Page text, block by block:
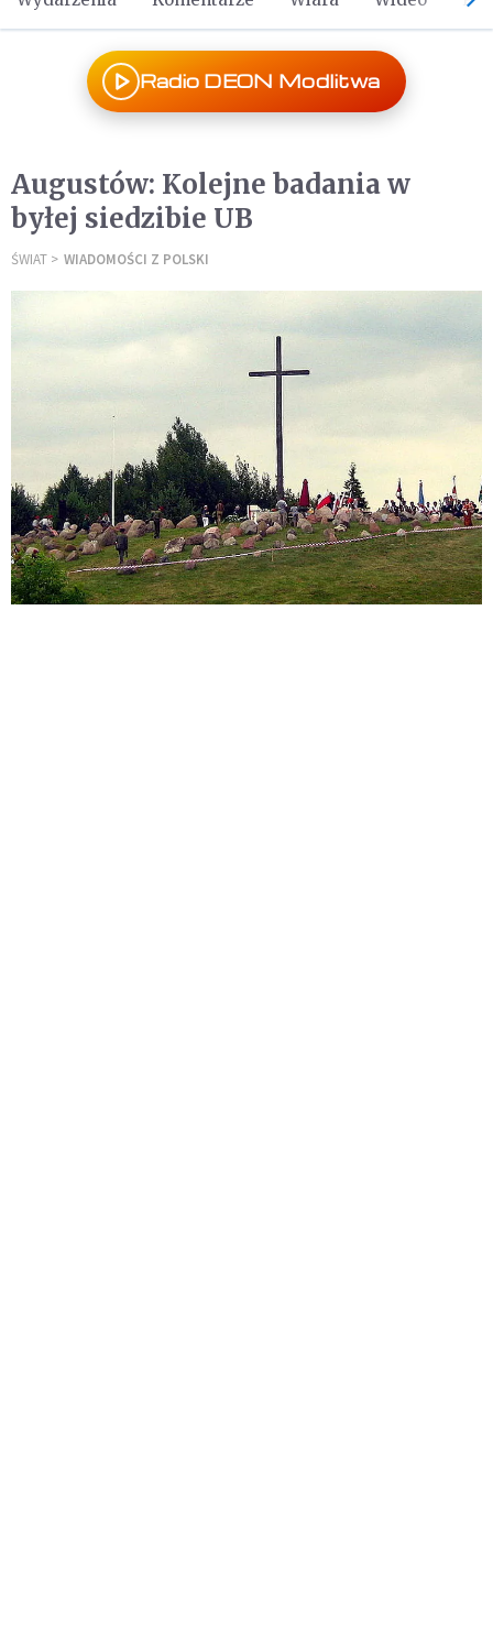
Radio DEON Modlitwa
Augustów: Kolejne badania w
byłej siedzibie UB
ŚWIAT WIADOMOŚCI Z POLSKI